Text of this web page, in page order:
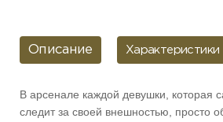
Описание Характеристики
В арсенале каждой девушки, которая
следит за своей внешностью, просто